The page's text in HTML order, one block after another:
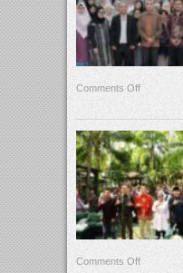
Comments Off
Comments Off